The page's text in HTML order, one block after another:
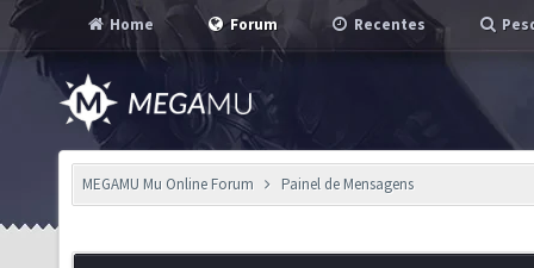
Home Forum Recentes
MEGAMU Mu Online Forum Painel de Mensagens